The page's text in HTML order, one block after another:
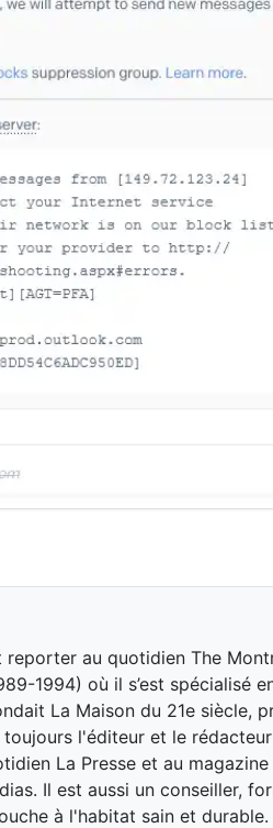
au quotidien The
1994) où il s’est spécialisé
La Maison du 21e siècle,
l'éditeur et le
La Presse et au magazine
Il est aussi un conseiller,
à l'habitat sain et durable.